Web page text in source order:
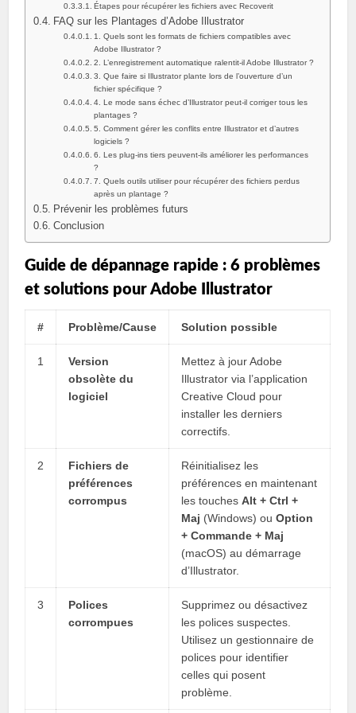
Étapes pour récupérer les fichiers avec Recoverit
FAQ sur les Plantages d’Adobe Illustrator
1. Quels sont les formats de fichiers compatibles avec
Adobe Illustrator ?
2. L’enregistrement automatique ralentit-il Adobe Illustrator ?
3. Que faire si Illustrator plante lors de l’ouverture d’un
fichier spécifique ?
4. Le mode sans échec d’Illustrator peut-il corriger tous les
plantages ?
5. Comment gérer les conflits entre Illustrator et d’autres
logiciels ?
6. Les plug-ins tiers peuvent-ils améliorer les performances
?
7. Quels outils utiliser pour récupérer des fichiers perdus
après un plantage ?
Prévenir les problèmes futurs
Conclusion
Guide de dépannage rapide : 6 problèmes
et solutions pour Adobe Illustrator
# Problème/Cause Solution possible
1
Version
obsolète du
logiciel
Mettez à jour Adobe
Illustrator via l’application
Creative Cloud pour
installer les derniers
correctifs.
2
Fichiers de
préférences
corrompus
Réinitialisez les
préférences en maintenant
les touchesAlt + Ctrl +
Maj (Windows) ouOption
+ Commande + Maj
(macOS) au démarrage
d’Illustrator.
3
Polices
corrompues
Supprimez ou désactivez
les polices suspectes.
Utilisez un gestionnaire de
polices pour identifier
celles qui posent
problème.